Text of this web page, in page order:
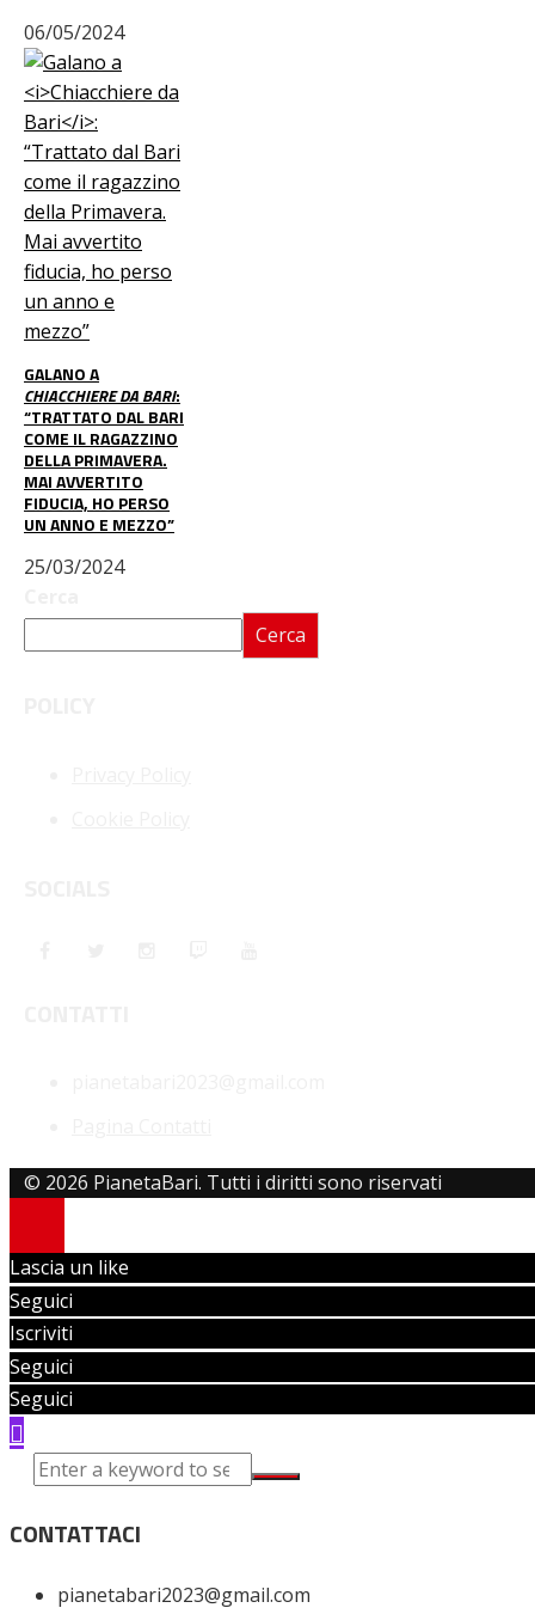
06/05/2024
GALANO A
CHIACCHIERE DA BARI:
“TRATTATO DAL BARI
COME IL RAGAZZINO
DELLA PRIMAVERA.
MAI AVVERTITO
FIDUCIA, HO PERSO
UN ANNO E MEZZO”
25/03/2024
Cerca
© 2026 PianetaBari. Tutti i diritti sono riservati
Lascia un like
Seguici
Iscriviti
Seguici
Seguici
CONTATTACI
pianetabari2023@gmail.com